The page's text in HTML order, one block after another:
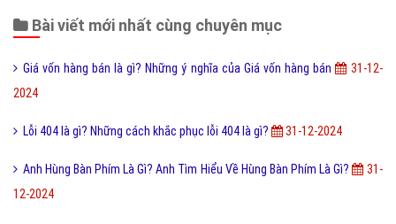
Bài viết mới nhất cùng chuyên mục
Giá vốn hàng bán là gì? Những ý nghĩa của Giá vốn hàng bán
31-12-
2024
Lỗi 404 là gì? Những cách khắc phục lỗi 404 là gì? 31-12-2024
Anh Hùng Bàn Phím Là Gì? Anh Tìm Hiểu Về Hùng Bàn Phím Là Gì?
31-
12-2024